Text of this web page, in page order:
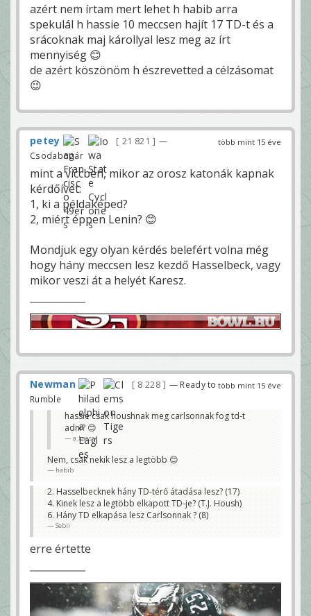
azért nem írtam mert lehet h habib arra
spekulál h hassie 10 meccsen hajít 17 TD-t és a
srácoknak maj károllyal lesz meg az írt
mennyiség 😊
de azért köszönöm h észrevetted a célzásomat
😉
több mint 15 éve
petey 21 821
—
Csodabogár
mint a viccben, mikor az orosz katonák kapnak
kérdőívet:
1, ki a példaképed?
2, miért éppen Lenin? 😊
Mondjuk egy olyan kérdés belefért volna még
hogy hány meccsen lesz kezdő Hasselbeck, vagy
mikor veszi át a helyét Karesz.
több mint 15 éve
Newman 8 228
— Ready to
Rumble
hassie csak houshnak meg carlsonnak fog td-t
adni? 😊
a.kacsa
Nem, csak nekik lesz a legtöbb 😊
habib
2. Hasselbecknek hány TD-térő átadása lesz? (17)
4. Kinek lesz a legtöbb elkapott TD-je? (T.J. Housh)
6. Hány TD elkapása lesz Carlsonnak ? (8)
Sebii
erre értette